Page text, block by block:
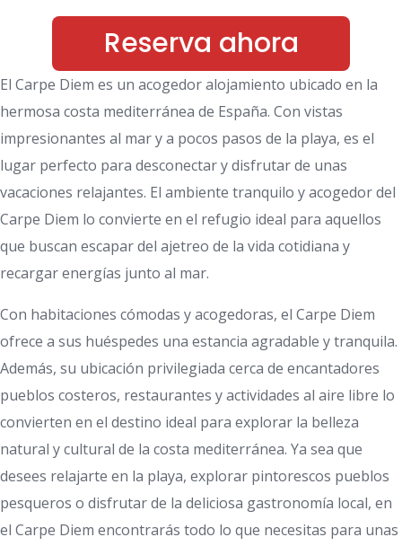
Reserva ahora
El Carpe Diem es un acogedor alojamiento ubicado en la
hermosa costa mediterránea de España. Con vistas
impresionantes al mar y a pocos pasos de la playa, es el
lugar perfecto para desconectar y disfrutar de unas
vacaciones relajantes. El ambiente tranquilo y acogedor del
Carpe Diem lo convierte en el refugio ideal para aquellos
que buscan escapar del ajetreo de la vida cotidiana y
recargar energías junto al mar.
Con habitaciones cómodas y acogedoras, el Carpe Diem
ofrece a sus huéspedes una estancia agradable y tranquila.
Además, su ubicación privilegiada cerca de encantadores
pueblos costeros, restaurantes y actividades al aire libre lo
convierten en el destino ideal para explorar la belleza
natural y cultural de la costa mediterránea. Ya sea que
desees relajarte en la playa, explorar pintorescos pueblos
pesqueros o disfrutar de la deliciosa gastronomía local, en
el Carpe Diem encontrarás todo lo que necesitas para unas